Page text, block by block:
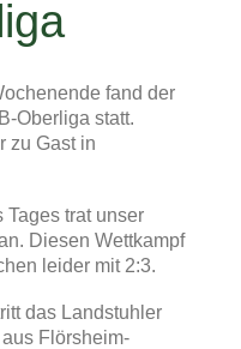
fand der
Oberliga statt.
zu Gast in
Tages trat unser
Diesen Wettkampf
leider mit 2:3.
das Landstuhler
Flörsheim-